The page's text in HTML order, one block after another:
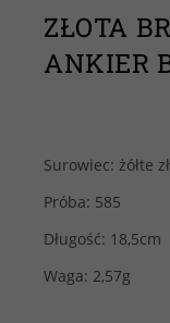
ZŁOTA
ANKIER
Surowiec: żółte
Próba: 585
Długość: 18,5cm
Waga: 2,57g